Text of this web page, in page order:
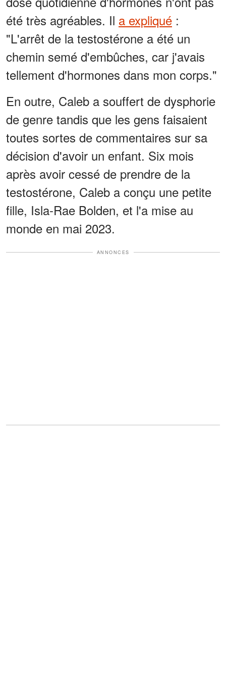
été très agréables. Il a expliqué :
"L'arrêt de la testostérone a été un
chemin semé d'embûches, car j'avais
tellement d'hormones dans mon corps."
En outre, Caleb a souffert de dysphorie
de genre tandis que les gens faisaient
toutes sortes de commentaires sur sa
décision d'avoir un enfant. Six mois
après avoir cessé de prendre de la
testostérone, Caleb a conçu une petite
fille, Isla-Rae Bolden, et l'a mise au
monde en mai 2023.
ANNONCES